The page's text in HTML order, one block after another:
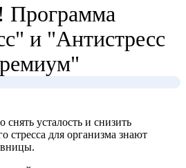
Программа
и "Антистресс
усталость и снизить
стресса для организма знают